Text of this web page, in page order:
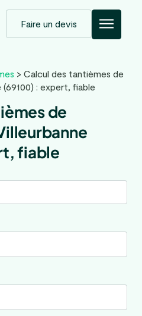
Faire un devis
> Calcul des tantièmes de
: expert, fiable
de
fiable